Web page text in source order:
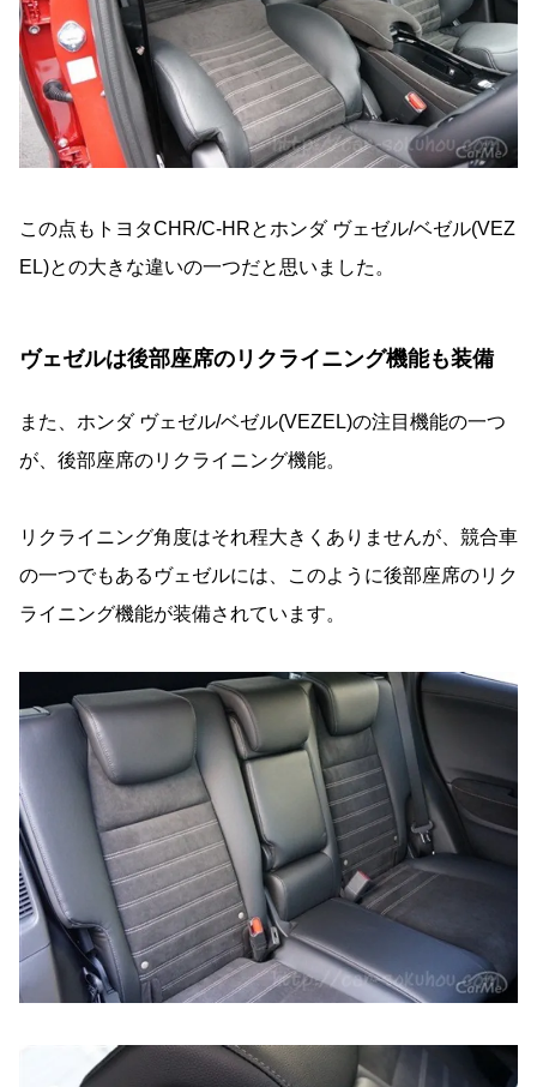
この点もトヨタCHR/C-HRとホンダ ヴェゼル/ベゼル(VEZ
EL)との大きな違いの一つだと思いました。
ヴェゼルは後部座席のリクライニング機能も装備
また、ホンダ ヴェゼル/ベゼル(VEZEL)の注目機能の一つ
が、後部座席のリクライニング機能。
リクライニング角度はそれ程大きくありませんが、競合車
の一つでもあるヴェゼルには、このように後部座席のリク
ライニング機能が装備されています。